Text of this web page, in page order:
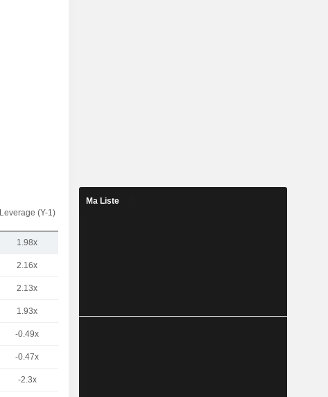
Leverage (Y-1)
1.98x
2.16x
2.13x
1.93x
-0.49x
-0.47x
-2.3x
Ma Liste